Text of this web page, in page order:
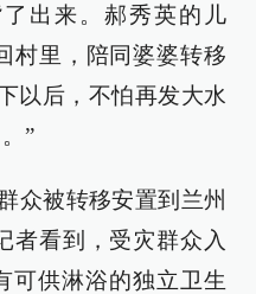
出来。郝秀英的儿
村里，陪同婆婆转移
以后，不怕再发大水
”
众被转移安置到兰州
者看到，受灾群众入
可供淋浴的独立卫生